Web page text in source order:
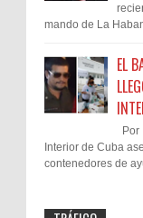
mando de La
EL
Por
Interior de Cuba
contenedores de